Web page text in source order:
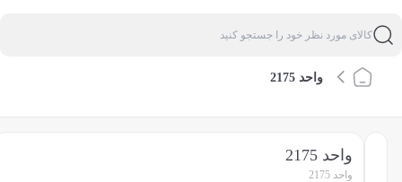
واحد 2175
واحد 2175
واحد 2175